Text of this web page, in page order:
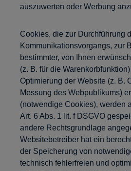
auszuwerten oder Werbung
Cookies, die zur Durchführung
Kommunikationsvorgangs, zur
bestimmter, von Ihnen
(z. B. für die
Optimierung der Website (z. B.
Messung des Webpublikums)
(notwendige Cookies), werden
Art. 6 Abs. 1 lit. f DSGVO
andere Rechtsgrundlage
Websitebetreiber hat ein
der Speicherung von
technisch fehlerfreien und